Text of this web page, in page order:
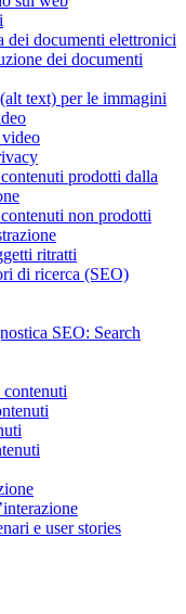
dei documenti elettronici
dei documenti
text) per le immagini
prodotti dalla
non prodotti
ritratti
di ricerca (SEO)
SEO: Search
e user stories